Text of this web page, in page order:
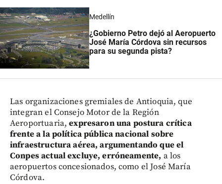
Medellín
¿Gobierno Petro dejó al Aeropuerto
José María Córdova sin recursos
para su segunda pista?
Las organizaciones gremiales de Antioquia, que
integran el Consejo Motor de la Región
Aeroportuaria,expresaron una postura crítica
frente a la política pública nacional sobre
infraestructura aérea, argumentando que el
Conpes actual excluye, erróneamente, a los
aeropuertos concesionados, como el José María
Córdova.